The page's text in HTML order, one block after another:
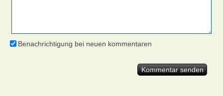
Benachrichtigung bei neuen kommentaren